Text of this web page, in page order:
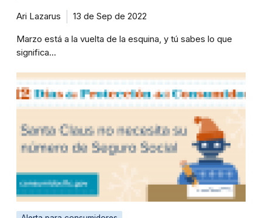
Ari Lazarus 13 de Sep de 2022
Marzo está a la vuelta de la esquina, y tú sabes lo que
significa...